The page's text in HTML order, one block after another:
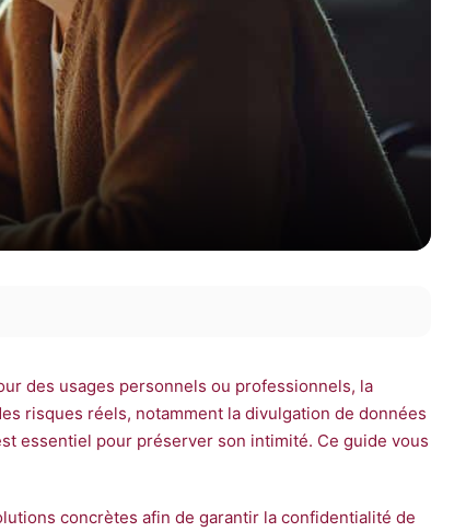
des usages personnels ou professionnels, la
risques réels, notamment la divulgation de données
essentiel pour préserver son intimité. Ce guide vous
concrètes afin de garantir la confidentialité de